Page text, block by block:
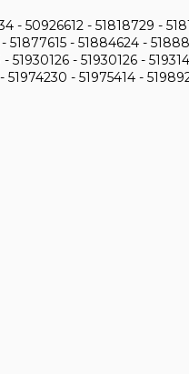
50926612 - 51818729 -
51877615 - 51884624 -
- 51930126 -
51974230 - 51975414 -